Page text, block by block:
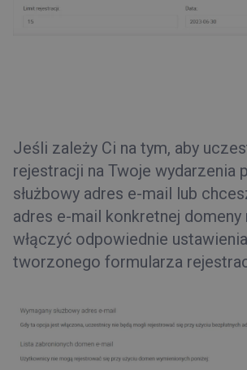
Jeśli zależy Ci na tym, aby
rejestracji na Twoje wydarzenia
służbowy adres e-mail lub
adres e-mail konkretnej
włączyć odpowiednie
tworzonego formularza